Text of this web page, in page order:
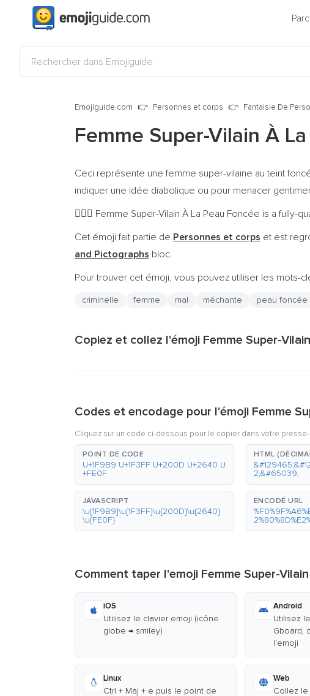
Emojiguide.com Personnes et corps Fantaisie De
Femme Super-Vilain À
Ceci représente une femme super-vilaine au teint
indiquer une idée diabolique ou pour menacer
🦹🏿‍♀️ Femme Super-Vilain À La Peau Foncée is a fully-
Cet émoji fait partie de Personnes et corps et est
and Pictographs bloc.
Pour trouver cet émoji, vous pouvez utiliser les mots-
criminelle femme mal méchante peau foncée
Copiez et collez l'émoji Femme Super-
Codes et encodage pour l'émoji Femme
Cliquez sur un code ci-dessous pour le copier dans votre
POINT DE CODE
U+1F9B9 U+1F3FF U+200D U+2640 U
+FE0F
HTML
2;&#65039;
JAVASCRIPT
\u{1F9B9}\u{1F3FF}\u{200D}\u{2640}
\u{FE0F}
ENCODÉ URL
Comment taper l'emoji Femme Super-
iOS
Utilisez le clavier emoji (icône
globe → smiley)
Android
Utilisez
Gboard,
l'emoji
Linux
Ctrl + Maj + e puis le point de
Web
Collez